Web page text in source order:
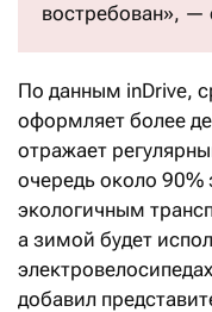
востребован», —
По данным inDrive,
оформляет более
отражает
очередь около 90%
экологичным
а зимой будет
добавил